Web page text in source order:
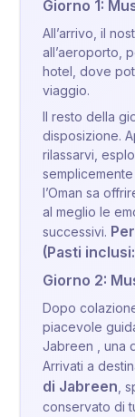
Giorno 1:
All’arrivo, il
all’aeroporto,
hotel, dove
viaggio.
Il resto della
disposizione.
rilassarvi,
l’Oman sa
al meglio le
successivi.
(Pasti
Giorno 2:
Dopo
piacevole
Jabreen , una
Arrivati a
di Jabreen ,
conservato di